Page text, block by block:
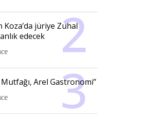
Koza’da jüriye Zuhal
edecek
Mutfağı, Arel Gastronomi”